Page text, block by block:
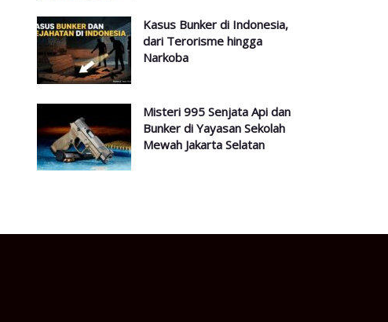
Kasus Bunker di Indonesia,
dari Terorisme hingga
Narkoba
Misteri 995 Senjata Api dan
Bunker di Yayasan Sekolah
Mewah Jakarta Selatan